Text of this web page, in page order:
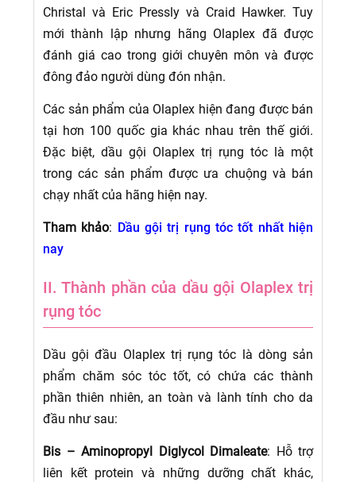
Christal và Eric Pressly và Craid Hawker. Tuy
mới thành lập nhưng hãng Olaplex đã được
đánh giá cao trong giới chuyên môn và được
đông đảo người dùng đón nhận.
Các sản phẩm của Olaplex hiện đang được bán
tại hơn 100 quốc gia khác nhau trên thế giới.
Đặc biệt, dầu gội Olaplex trị rụng tóc là một
trong các sản phẩm được ưa chuộng và bán
chạy nhất của hãng hiện nay.
Tham khảo: Dầu gội trị rụng tóc tốt nhất hiện
nay
II. Thành phần của dầu gội Olaplex trị
rụng tóc
Dầu gội đầu Olaplex trị rụng tóc là dòng sản
phẩm chăm sóc tóc tốt, có chứa các thành
phần thiên nhiên, an toàn và lành tính cho da
đầu như sau:
Bis – Aminopropyl Diglycol Dimaleate: Hỗ trợ
liên kết protein và những dưỡng chất khác,